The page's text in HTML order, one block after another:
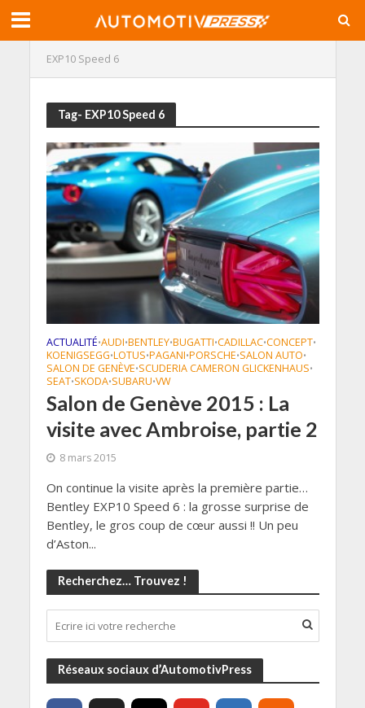
EXP10 Speed 6
Tag- EXP10 Speed 6
ACTUALITÉ•AUDI•BENTLEY•BUGATTI•CADILLAC•CONCEPT•
KOENIGSEGG•LOTUS•PAGANI•PORSCHE•SALON AUTO•
SALON DE GENÈVE•SCUDERIA CAMERON GLICKENHAUS•
SEAT•SKODA•SUBARU•VW
Salon de Genève 2015 : La
visite avec Ambroise, partie 2
8 mars 2015
On continue la visite après la première partie…
Bentley EXP10 Speed 6 : la grosse surprise de
Bentley, le gros coup de cœur aussi !! Un peu
d’Aston...
Recherchez… Trouvez !
Réseaux sociaux d’AutomotivPress